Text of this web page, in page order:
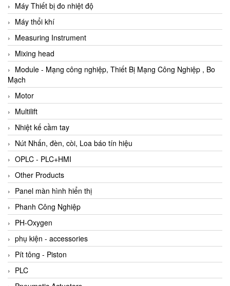
Máy Thiết bị đo nhiệt độ
Máy thổi khí
Measuring Instrument
Mixing head
Module - Mạng công nghiệp, Thiết Bị Mạng Công Nghiệp , Bo
Mạch
Motor
Multilift
Nhiệt kế cầm tay
Nút Nhấn, đèn, còi, Loa báo tín hiệu
OPLC - PLC+HMI
Other Products
Panel màn hình hiển thị
Phanh Công Nghiệp
PH-Oxygen
phụ kiện - accessories
Pít tông - Piston
PLC